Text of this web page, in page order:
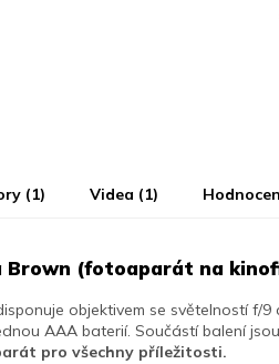
(1) Videa (1)
Brown (fotoaparát na
objektivem se světelností f/
AAA baterií. Součástí balení
pro všechny příležitosti.